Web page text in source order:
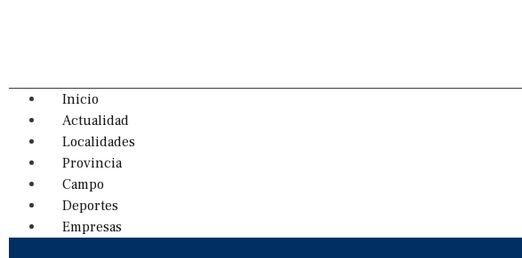
Inicio
Actualidad
Localidades
Provincia
Campo
Deportes
Empresas